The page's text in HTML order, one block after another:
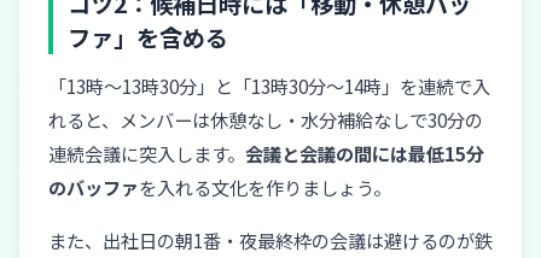
ファ」を含める
「13時〜13時30分」と「13時30分〜14時」を連続で入
れると、メンバーは休憩なし・水分補給なしで30分の
連続会議に突入します。 会議と会議の間には最低15分
のバッファを入れる文化を作りましょう。
また、出社日の朝1番・夜最終枠の会議は避けるのが鉄